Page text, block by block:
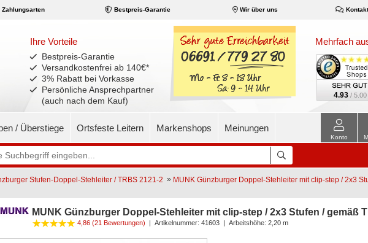
Zahlungsarten Bestpreis-Garantie Wir über uns
Ihre Vorteile
Bestpreis-Garantie
Versandkostenfrei ab 140€*
3% Rabatt bei Vorkasse
Persönliche Ansprechpartner
(auch nach dem Kauf)
Mehrfach
4.93 / 5.00
/ Überstiege Ortsfeste Leitern Markenshops Meinungen
Konto
Stufen-Doppel-Stehleiter / TRBS 2121-2 » MUNK Günzburger Doppel-Stehleiter mit clip-step / 2x3
MUNK Günzburger Doppel-Stehleiter mit clip-step / 2x3 Stufen / gemäß
4,86 (21 Bewertungen) | Artikelnummer: 41603 | Arbeitshöhe: 2,20 m